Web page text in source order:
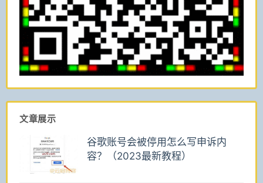
文章展示
谷歌账号会被停用怎么写申诉内
容？（2023最新教程）